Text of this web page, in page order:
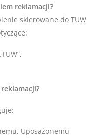
reklamacji?
skierowane do TUW
Uposażonemu